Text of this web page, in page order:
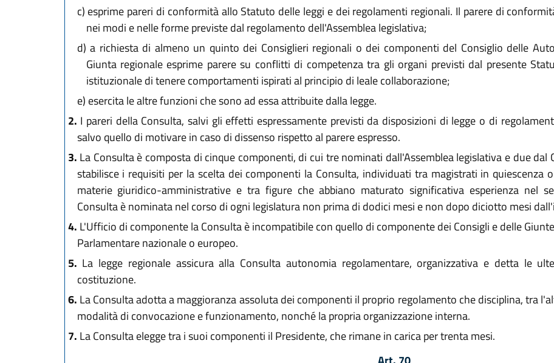
c) esprime pareri di conformità allo Statuto delle leggi e dei regolamenti regionali. Il parere di
nei modi e nelle forme previste dal regolamento dell'Assemblea legislativa;
d) a richiesta di almeno un quinto dei Consiglieri regionali o dei componenti del Consiglio delle
Giunta regionale esprime parere su conflitti di competenza tra gli organi previsti dal presente
istituzionale di tenere comportamenti ispirati al principio di leale collaborazione;
e) esercita le altre funzioni che sono ad essa attribuite dalla legge.
2. I pareri della Consulta, salvi gli effetti espressamente previsti da disposizioni di legge o di
salvo quello di motivare in caso di dissenso rispetto al parere espresso.
3. La Consulta è composta di cinque componenti, di cui tre nominati dall'Assemblea legislativa e due dal
stabilisce i requisiti per la scelta dei componenti la Consulta, individuati tra magistrati in
materie giuridico-amministrative e tra figure che abbiano maturato significativa esperienza nel
Consulta è nominata nel corso di ogni legislatura non prima di dodici mesi e non dopo diciotto mesi
4. L'Ufficio di componente la Consulta è incompatibile con quello di componente dei Consigli e delle
Parlamentare nazionale o europeo.
5. La legge regionale assicura alla Consulta autonomia regolamentare, organizzativa e detta le
costituzione.
6. La Consulta adotta a maggioranza assoluta dei componenti il proprio regolamento che disciplina, tra
modalità di convocazione e funzionamento, nonché la propria organizzazione interna.
7. La Consulta elegge tra i suoi componenti il Presidente, che rimane in carica per trenta mesi.